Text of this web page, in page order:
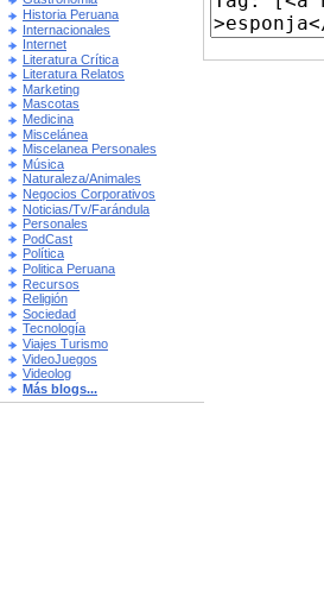
Historia Peruana
Internacionales
Internet
Literatura Crítica
Literatura Relatos
Marketing
Mascotas
Medicina
Miscelánea
Miscelanea Personales
Música
Naturaleza/Animales
Negocios Corporativos
Noticias/Tv/Farándula
Personales
PodCast
Política
Politica Peruana
Recursos
Religión
Sociedad
Tecnología
Viajes Turismo
VideoJuegos
Videolog
Más blogs...